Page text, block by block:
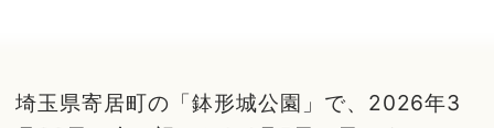
埼玉県寄居町の「鉢形城公園」で、2026年3